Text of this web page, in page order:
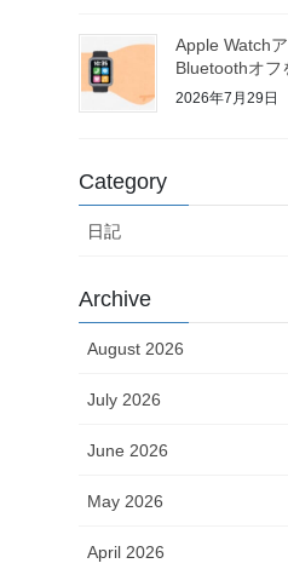
Apple Watch
Bluetoothオフ
2026年7月29日
Category
日記
Archive
August 2026
July 2026
June 2026
May 2026
April 2026